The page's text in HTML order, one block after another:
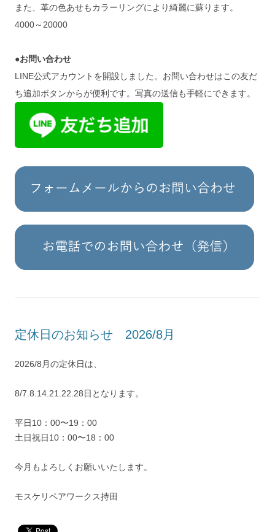
また、革の色あせもカラーリングにより綺麗に蘇ります。
4000～20000
●お問い合わせ
LINE公式アカウントを開設しました。お問い合わせはこの友だ
ち追加ボタンからが便利です。写真の送信も手軽にできます。
定休日のお知らせ 2026/8月
2026/8月の定休日は、
8/7.8.14.21.22.28日となります。
平日10：00〜19：00
土日祝日10：00〜18：00
今月もよろしくお願いいたします。
モスケリペアワークス持田